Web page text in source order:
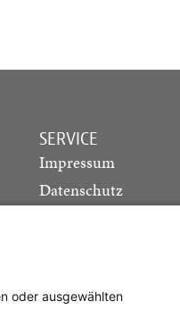
SERVICE
Impressum
Datenschutz
oder ausgewählten